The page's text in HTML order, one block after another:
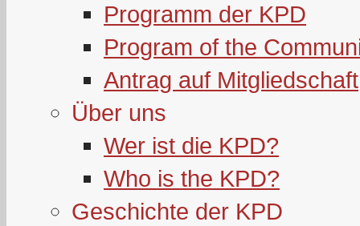
Programm der KPD
Program of the
Antrag auf Mitgliedschaft
Über uns
Wer ist die KPD?
Who is the KPD?
Geschichte der KPD